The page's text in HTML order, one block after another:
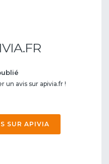
un avis sur apivia.fr !
SUR APIVIA